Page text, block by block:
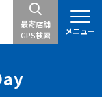
最寄店舗
GPS検索
メニュー